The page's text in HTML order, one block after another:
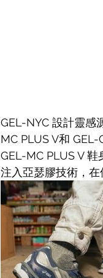
GEL-NYC 設計靈感
MC PLUS V和
GEL-MC PLUS V
注入亞瑟膠技術，在